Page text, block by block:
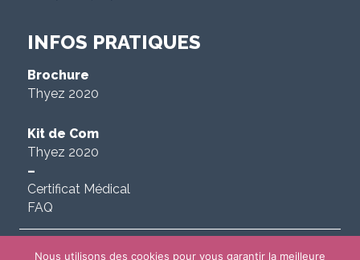
INFOS PRATIQUES
Brochure
Thyez 2020
Kit de Com
Thyez 2020
–
Certificat Médical
FAQ
Oui Play 2019 –Mentions Légales et confidentialité–Données
Nous utilisons des cookies pour vous garantir la meilleure